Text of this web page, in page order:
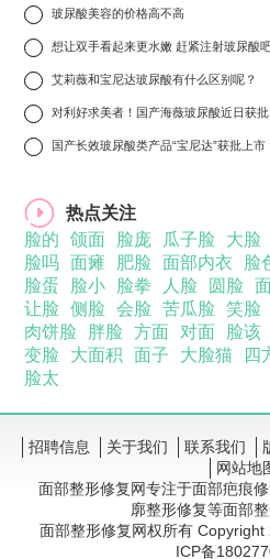
玻尿酸美容的价格高不高
想让双手看起来更水嫩 赶紧注射玻尿酸吧
艾莉薇和宝尼达玻尿酸有什么区别呢？
对利好求美者！国产海薇玻尿酸近日获批
10 国产长效玻尿酸类产品“宝尼达”获批上市
热点关注
脸的
颌面 脸庞 瓜子脸 大脸
脸吗
面瘫 肥脸 面部内衣 脸
脸蛋
脸小 脸拳 人脸 圆脸
让脸
侧脸 会脸 苦瓜脸 笑脸
肉饼脸
胖脸 方面 对面 脸该
变脸
大面积 面子 大脸猫 四
脸太
招聘信息 关于我们 联系我们
网站地
面部整形修复网专注于面部疤痕
廓整形修复等面部整
面部整形修复网权所有
ICP备